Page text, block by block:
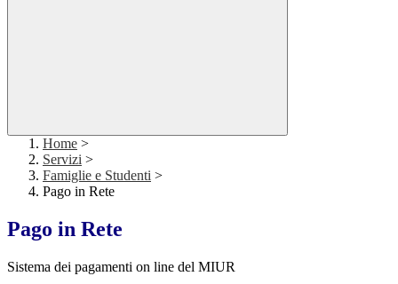
Home >
Servizi >
Famiglie e Studenti >
Pago in Rete
Pago in Rete
Sistema dei pagamenti on line del MIUR